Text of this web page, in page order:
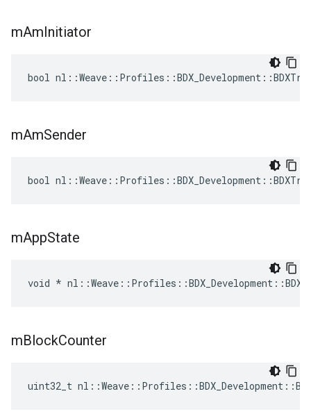
mAmInitiator
bool
mAmSender
bool
mAppState
void *
mBlockCounter
uint32_t